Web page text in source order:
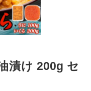
漬け 200g セ